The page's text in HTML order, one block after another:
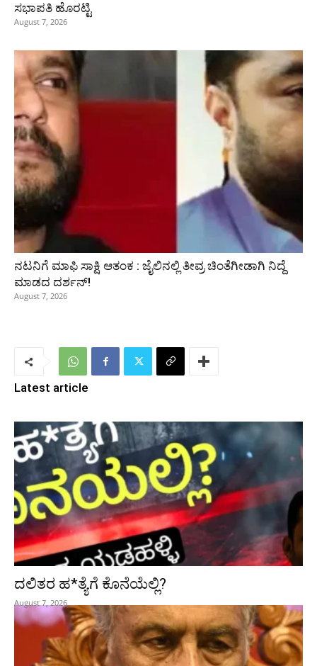
ಸಭಾಪತಿ ಹೊರಟ್ಟಿ
August 7, 2026
ನಟನಿಗೆ ಮಾಫಿ ಸಾಕ್ಷಿ ಆತಂಕ : ಜೈಲಿನಲ್ಲಿ ತೀವ್ರ ಚಿಂತೆಗೀಡಾಗಿ ನಿದ್ದೆ
ಮಾಡದ ದರ್ಶನ್!
August 7, 2026
Latest article
ದಲಿತರ ಹ*ತ್ಯೆಗೆ ಕೊನೆಯೆಲ್ಲಿ?
August 7, 2026